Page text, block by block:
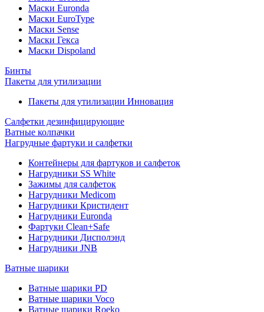
Маски Euronda
Маски EuroType
Маски Sense
Маски Гекса
Маски Dispoland
Бинты
Пакеты для утилизации
Пакеты для утилизации Инновация
Салфетки дезинфицирующие
Ватные колпачки
Нагрудные фартуки и салфетки
Контейнеры для фартуков и салфеток
Нагрудники SS White
Зажимы для салфеток
Нагрудники Medicom
Нагрудники Кристидент
Нагрудники Euronda
Фартуки Clean+Safe
Нагрудники Дисполэнд
Нагрудники JNB
Ватные шарики
Ватные шарики PD
Ватные шарики Voco
Ватные шарики Roeko